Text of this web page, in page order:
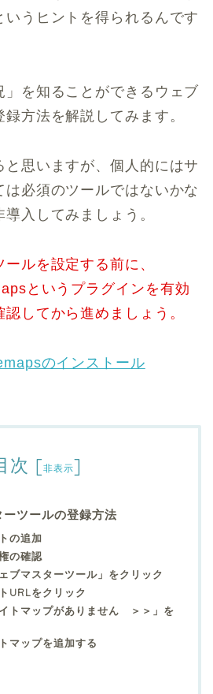
いうヒントを得られるんです
」を知ることができるウェブ
方法を解説してみます。
思いますが、個人的にはサ
は必須のツールではないかな
入してみましょう。
ルを設定する前に、
というプラグインを有効
してから進めましょう。
のインストール
次 [非表示]
ーツールの登録方法
の追加
の確認
ブマスターツール」をクリック
URLをクリック
トマップがありません ＞＞」を
マップを追加する